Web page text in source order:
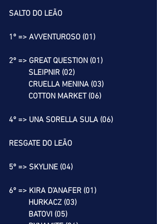
SALTO DO LEÃO
1º => AVVENTUROSO (01)
2º => GREAT QUESTION (01)
          SLEIPNIR (02)
CRUELLA MENINA (03)
COTTON MARKET (06)
4º => UNA SORELLA SULA (06)
RESGATE DO LEÃO
5º => SKYLINE (04)
6º => KIRA D’ANAFER (01)
HURKACZ (03)
BATOVI (05)